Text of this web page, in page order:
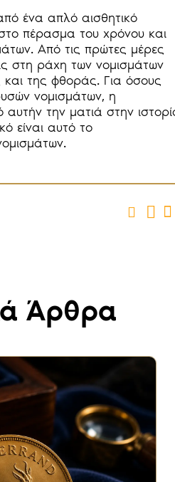
ένα απλό αισθητικό
στο πέρασμα του χρόνου και
Από τις πρώτες μέρες
στη ράχη των νομισμάτων
της φθοράς. Για όσους
νομισμάτων, η
την ματιά στην
είναι αυτό το
Άρθρα